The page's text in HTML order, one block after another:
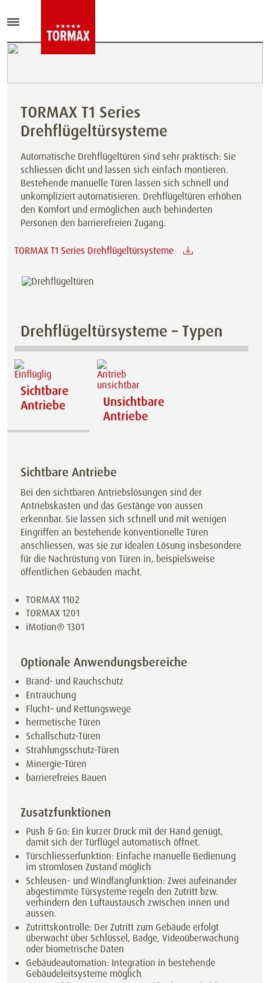
TORMAX T1 Series
Drehflügeltürsysteme
Automatische Drehflügeltüren sind sehr praktisch: Sie
schliessen dicht und lassen sich einfach montieren.
Bestehende manuelle Türen lassen sich schnell und
unkompliziert automatisieren. Drehflügeltüren erhöhen
den Komfort und ermöglichen auch behinderten
Personen den barrierefreien Zugang.
TORMAX T1 Series Drehflügeltürsysteme
Drehflügeltürsysteme – Typen
Sichtbare
Antriebe
Unsichtbare
Antriebe
Sichtbare Antriebe
Bei den sichtbaren Antriebslösungen sind der
Antriebskasten und das Gestänge von aussen
erkennbar. Sie lassen sich schnell und mit wenigen
Eingriffen an bestehende konventionelle Türen
anschliessen, was sie zur idealen Lösung insbesondere
für die Nachrüstung von Türen in, beispielsweise
öffentlichen Gebäuden macht.
TORMAX 1102
TORMAX 1201
iMotion® 1301
Optionale Anwendungsbereiche
Brand- und Rauchschutz
Entrauchung
Flucht– und Rettungswege
hermetische Türen
Schallschutz-Türen
Strahlungsschutz-Türen
Minergie-Türen
barrierefreies Bauen
Zusatzfunktionen
Push & Go: Ein kurzer Druck mit der Hand genügt,
damit sich der Türflügel automatisch öffnet.
Türschliesserfunktion: Einfache manuelle Bedienung
im stromlosen Zustand möglich
Schleusen- und Windfangfunktion: Zwei aufeinander
abgestimmte Türsysteme regeln den Zutritt bzw.
verhindern den Luftaustausch zwischen innen und
aussen.
Zutrittskontrolle: Der Zutritt zum Gebäude erfolgt
überwacht über Schlüssel, Badge, Videoüberwachung
oder biometrische Daten
Gebäudeautomation: Integration in bestehende
Gebäudeleitsysteme möglich